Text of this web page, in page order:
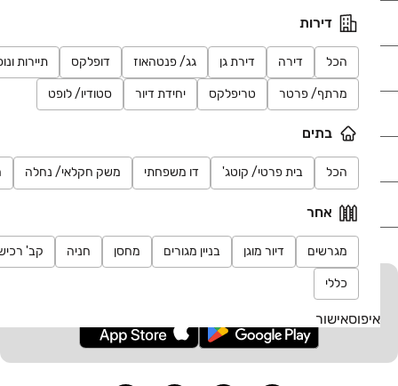
דירות
הכל דירה דירת גן גג/ פנטהאוז דופלקס תיירות
מרתף/ פרטר טריפלקס יחידת דיור סטודיו/ לופט
בתים
הכל בית פרטי/ קוטג' דו משפחתי משק חקלאי/ נחלה
אחר
מגרשים דיור מוגן בניין מגורים מחסן חניה קב'
כללי
איפוסאישור
מוצרים
דרושים
עוד באתר